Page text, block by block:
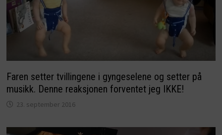
Faren setter tvillingene i gyngeselene og setter på
musikk. Denne reaksjonen forventet jeg IKKE!
23. september 2016